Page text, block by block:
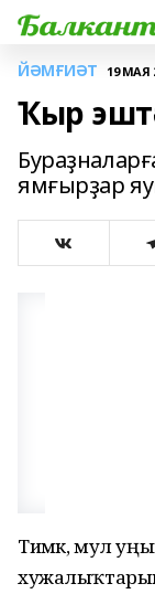
ЙӘМҒИӘТ 19 МАЯ
Ҡыр
ямғырҙар
Тимәк, мул